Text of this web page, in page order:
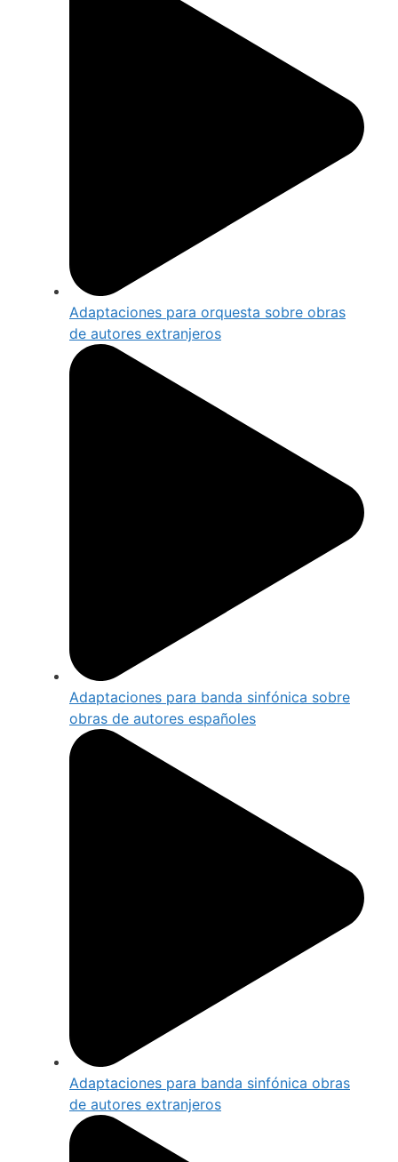
Adaptaciones para orquesta sobre obras
de autores extranjeros
Adaptaciones para banda sinfónica sobre
obras de autores españoles
Adaptaciones para banda sinfónica obras
de autores extranjeros